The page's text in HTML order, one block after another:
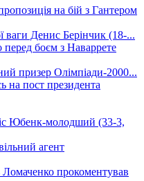
на бій з Гантером
боєм з Наваррете
на пост президента
агент